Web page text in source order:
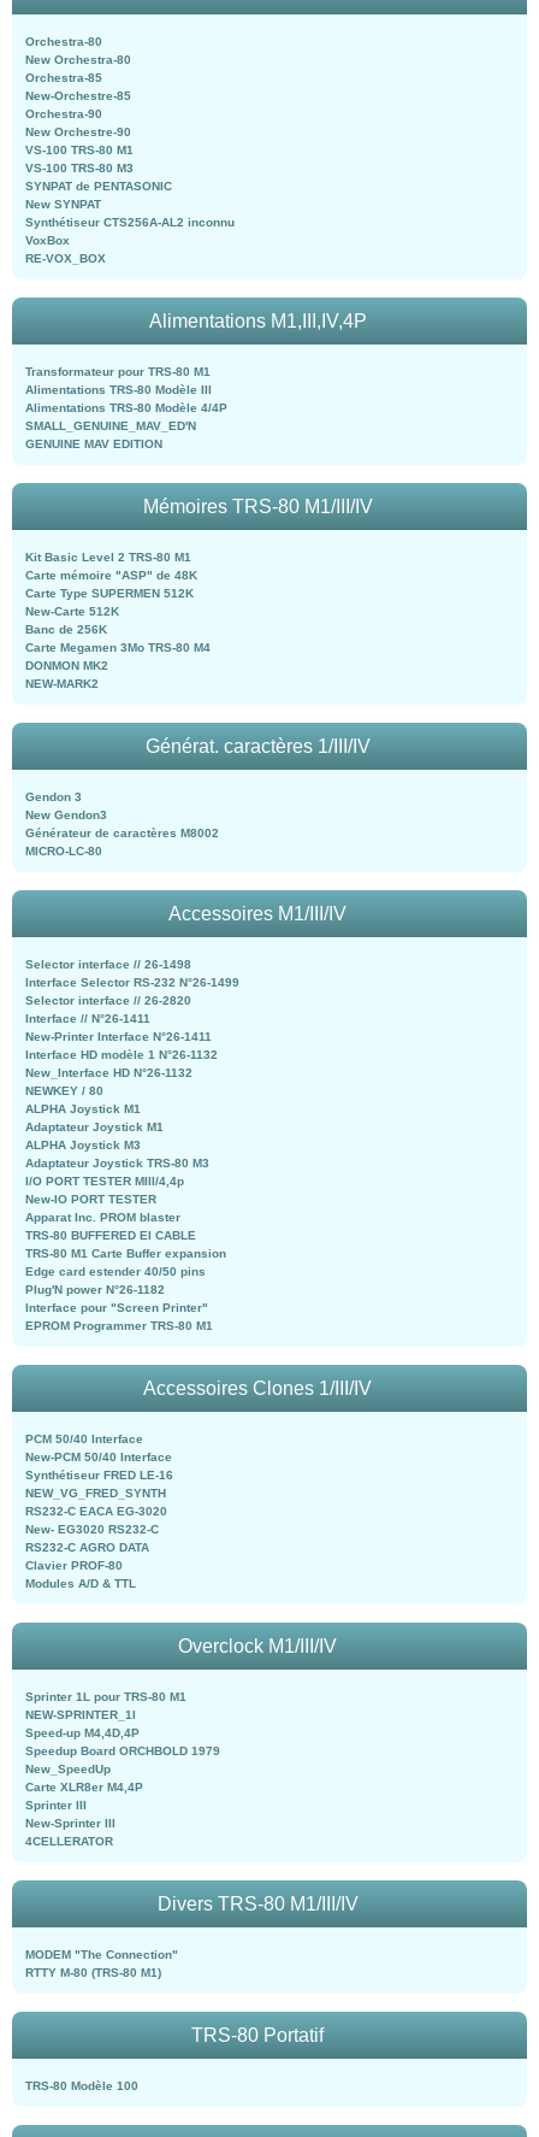
Orchestra-80
New Orchestra-80
Orchestra-85
New-Orchestre-85
Orchestra-90
New Orchestre-90
VS-100 TRS-80 M1
VS-100 TRS-80 M3
SYNPAT de PENTASONIC
New SYNPAT
Synthétiseur CTS256A-AL2 inconnu
VoxBox
RE-VOX_BOX
Alimentations M1,III,IV,4P
Transformateur pour TRS-80 M1
Alimentations TRS-80 Modèle III
Alimentations TRS-80 Modèle 4/4P
SMALL_GENUINE_MAV_ED'N
GENUINE MAV EDITION
Mémoires TRS-80 M1/III/IV
Kit Basic Level 2 TRS-80 M1
Carte mémoire "ASP" de 48K
Carte Type SUPERMEN 512K
New-Carte 512K
Banc de 256K
Carte Megamen 3Mo TRS-80 M4
DONMON MK2
NEW-MARK2
Générat. caractères 1/III/IV
Gendon 3
New Gendon3
Générateur de caractères M8002
MICRO-LC-80
Accessoires M1/III/IV
Selector interface // 26-1498
Interface Selector RS-232 N°26-1499
Selector interface // 26-2820
Interface // N°26-1411
New-Printer Interface N°26-1411
Interface HD modèle 1 N°26-1132
New_Interface HD N°26-1132
NEWKEY / 80
ALPHA Joystick M1
Adaptateur Joystick M1
ALPHA Joystick M3
Adaptateur Joystick TRS-80 M3
I/O PORT TESTER MIII/4,4p
New-IO PORT TESTER
Apparat Inc. PROM blaster
TRS-80 BUFFERED EI CABLE
TRS-80 M1 Carte Buffer expansion
Edge card estender 40/50 pins
Plug'N power N°26-1182
Interface pour "Screen Printer"
EPROM Programmer TRS-80 M1
Accessoires Clones 1/III/IV
PCM 50/40 Interface
New-PCM 50/40 Interface
Synthétiseur FRED LE-16
NEW_VG_FRED_SYNTH
RS232-C EACA EG-3020
New- EG3020 RS232-C
RS232-C AGRO DATA
Clavier PROF-80
Modules A/D & TTL
Overclock M1/III/IV
Sprinter 1L pour TRS-80 M1
NEW-SPRINTER_1l
Speed-up M4,4D,4P
Speedup Board ORCHBOLD 1979
New_SpeedUp
Carte XLR8er M4,4P
Sprinter III
New-Sprinter III
4CELLERATOR
Divers TRS-80 M1/III/IV
MODEM "The Connection"
RTTY M-80 (TRS-80 M1)
TRS-80 Portatif
TRS-80 Modèle 100